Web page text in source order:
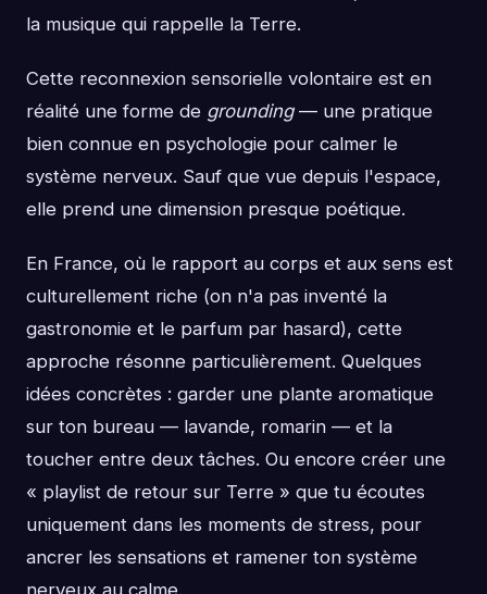
la musique qui rappelle la Terre.
Cette reconnexion sensorielle volontaire est en
réalité une forme de grounding— une pratique
bien connue en psychologie pour calmer le
système nerveux. Sauf que vue depuis l'espace,
elle prend une dimension presque poétique.
En France, où le rapport au corps et aux sens est
culturellement riche (on n'a pas inventé la
gastronomie et le parfum par hasard), cette
approche résonne particulièrement. Quelques
idées concrètes : garder une plante aromatique
sur ton bureau — lavande, romarin — et la
toucher entre deux tâches. Ou encore créer une
« playlist de retour sur Terre » que tu écoutes
uniquement dans les moments de stress, pour
ancrer les sensations et ramener ton système